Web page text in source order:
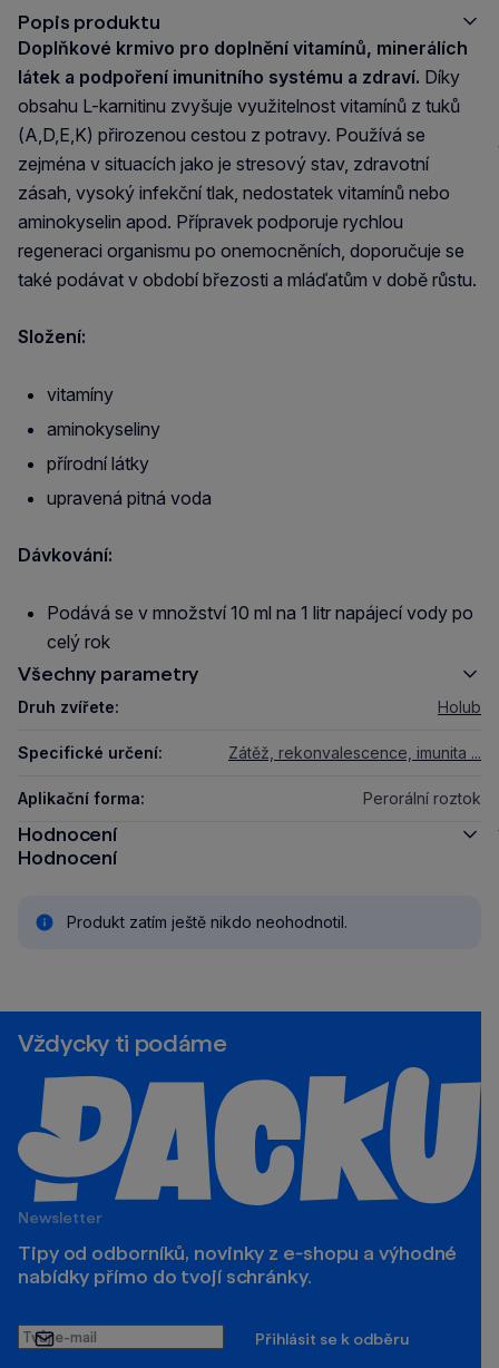
Popis produktu
Doplňkové krmivo pro doplnění vitamínů, minerálích
látek a podpoření imunitního systému a zdraví. Díky
obsahu L-karnitinu zvyšuje využitelnost vitamínů z tuků
(A,D,E,K) přirozenou cestou z potravy. Používá se
zejména v situacích jako je stresový stav, zdravotní
zásah, vysoký infekční tlak, nedostatek vitamínů nebo
aminokyselin apod. Přípravek podporuje rychlou
regeneraci organismu po onemocněních, doporučuje se
také podávat v období březosti a mláďatům v době růstu.
Složení:
vitamíny
aminokyseliny
přírodní látky
upravená pitná voda
Dávkování:
Podává se v množství 10 ml na 1 litr napájecí vody po
celý rok
Všechny parametry
Druh zvířete: Holub
Specifické určení: Zátěž, rekonvalescence, imunita ...
Aplikační forma: Perorální roztok
Hodnocení
Hodnocení
Produkt zatím ještě nikdo neohodnotil.
Vždycky ti podáme
Newsletter
Tipy od odborníků, novinky z e‑shopu a výhodné
nabídky přímo do tvojí schránky.
Tvůj
e-
Přihlásit se k odběru